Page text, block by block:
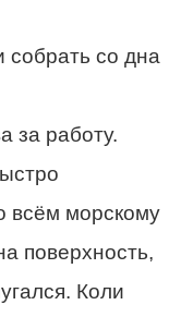
со дна
за работу.
всём морскому
поверхность,
Коли